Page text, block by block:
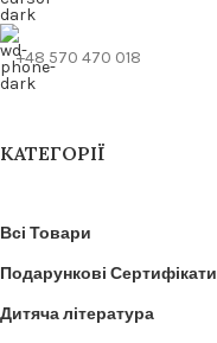
+48 570 470 018
КАТЕГОРІЇ
Всі Товари
Подарункові Сертифікати
Дитяча література